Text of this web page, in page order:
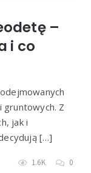
–
i co
gruntowych. Z
jak i
[…]
1.6K 0